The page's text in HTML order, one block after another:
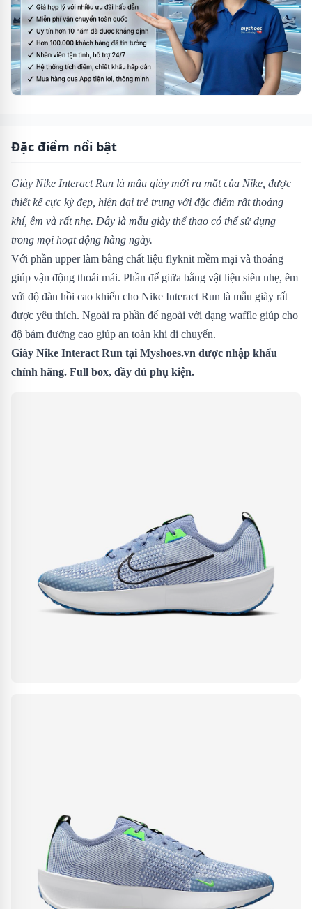
Đặc điểm nổi bật
Giày Nike Interact Run là mẫu giày mới ra mắt của Nike, được
thiết kế cực kỳ đẹp, hiện đại trẻ trung với đặc điểm rất thoáng
khí, êm và rất nhẹ. Đây là mẫu giày thể thao có thể sử dụng
trong mọi hoạt động hàng ngày.
Với phần upper làm bằng chất liệu flyknit mềm mại và thoáng
giúp vận động thoải mái. Phần đế giữa bằng vật liệu siêu nhẹ, êm
với độ đàn hồi cao khiến cho Nike Interact Run là mẫu giày rất
được yêu thích. Ngoài ra phần đế ngoài với dạng waffle giúp cho
độ bám đường cao giúp an toàn khi di chuyển.
Giày Nike Interact Run tại Myshoes.vn được nhập khẩu
chính hãng. Full box, đầy đủ phụ kiện.